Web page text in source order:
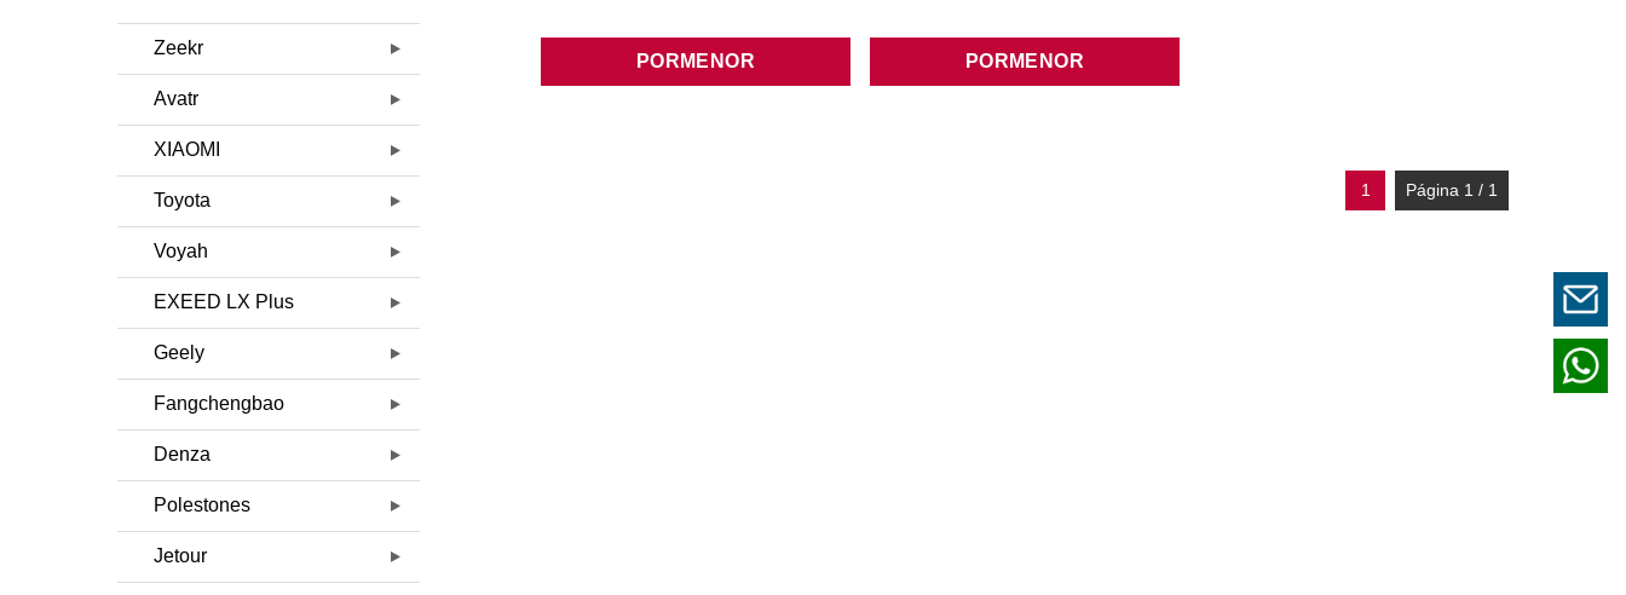
Zeekr
Avatr
XIAOMI
Toyota
Voyah
EXEED LX Plus
Geely
Fangchengbao
Denza
Polestones
Jetour
PORMENOR PORMENOR
1 Página 1 / 1